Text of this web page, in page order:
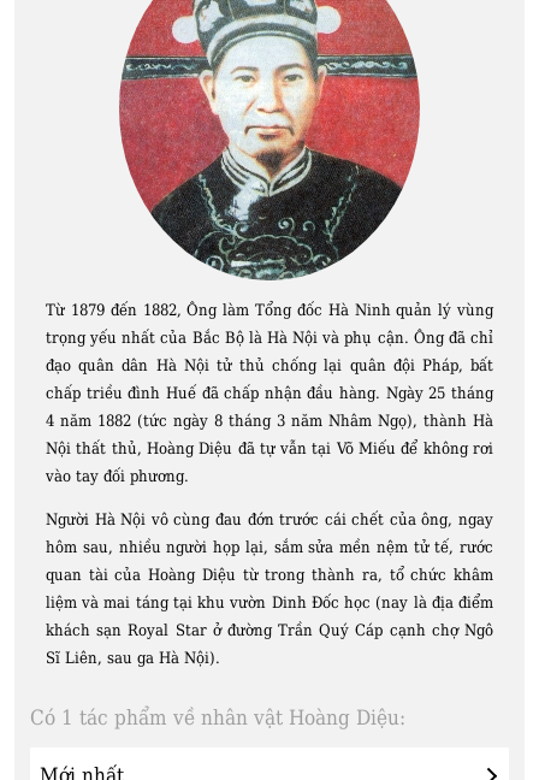
Từ 1879 đến 1882, Ông làm Tổng đốc Hà Ninh quản lý vùng
trọng yếu nhất của Bắc Bộ là Hà Nội và phụ cận. Ông đã chỉ
đạo quân dân Hà Nội tử thủ chống lại quân đội Pháp, bất
chấp triều đình Huế đã chấp nhận đầu hàng. Ngày 25 tháng
4 năm 1882 (tức ngày 8 tháng 3 năm Nhâm Ngọ), thành Hà
Nội thất thủ, Hoàng Diệu đã tự vẫn tại Võ Miếu để không rơi
vào tay đối phương.
Người Hà Nội vô cùng đau đớn trước cái chết của ông, ngay
hôm sau, nhiều người họp lại, sắm sửa mền nệm tử tế, rước
quan tài của Hoàng Diệu từ trong thành ra, tổ chức khâm
liệm và mai táng tại khu vườn Dinh Đốc học (nay là địa điểm
khách sạn Royal Star ở đường Trần Quý Cáp cạnh chợ Ngô
Sĩ Liên, sau ga Hà Nội).
Có 1 tác phẩm về nhân vật Hoàng Diệu: